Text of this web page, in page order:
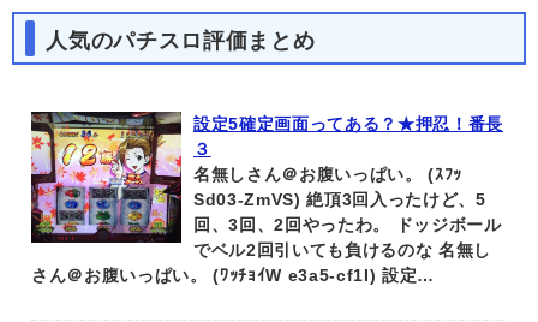
人気のパチスロ評価まとめ
設定5確定画面ってある？★押忍！番長
３
名無しさん＠お腹いっぱい。 (ｽﾌｯ
Sd03-ZmVS) 絶頂3回入ったけど、5
回、3回、2回やったわ。 ドッジボール
でベル2回引いても負けるのな 名無し
さん＠お腹いっぱい。 (ﾜｯﾁｮｲW e3a5-cf1I) 設定…